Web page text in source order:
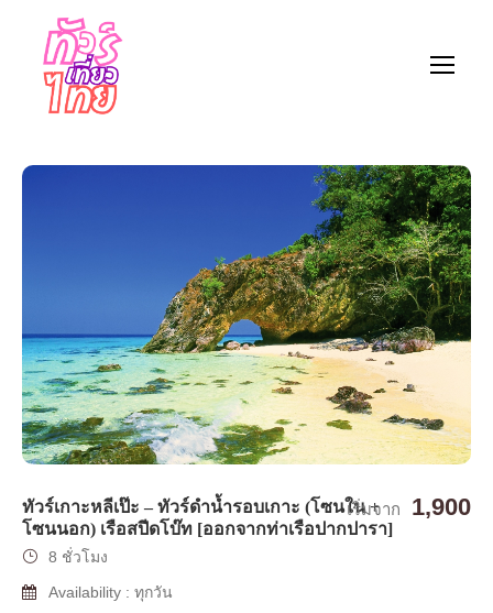
ทัวร์เกาะหลีเป๊ะ – ทัวร์ดำน้ำรอบเกาะ (โซนใน +
โซนนอก) เรือสปีดโบ๊ท [ออกจากท่าเรือปากปารา]
เริ่มจาก 1,900
8 ชั่วโมง
Availability : ทุกวัน